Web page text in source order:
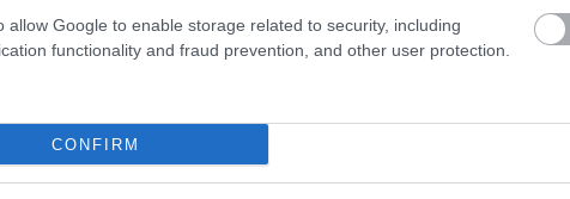
allow Google to enable storage related to security, including
functionality and fraud prevention, and other user protection.
CONFIRM
feltételeit az azokhoz kapcsolódó szerződések,
és hivatalos tájékoztatók tartalmazzák,
információk a közzététel időpontjában érvényesek, és
értesítés nélkül megváltozhatnak. Az MBH Bank Nyrt.,